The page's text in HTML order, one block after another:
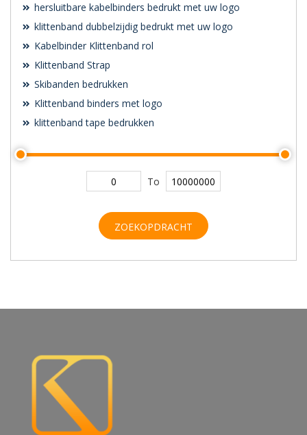
hersluitbare kabelbinders bedrukt met uw logo
klittenband dubbelzijdig bedrukt met uw logo
Kabelbinder Klittenband rol
Klittenband Strap
Skibanden bedrukken
Klittenband binders met logo
klittenband tape bedrukken
To
ZOEKOPDRACHT